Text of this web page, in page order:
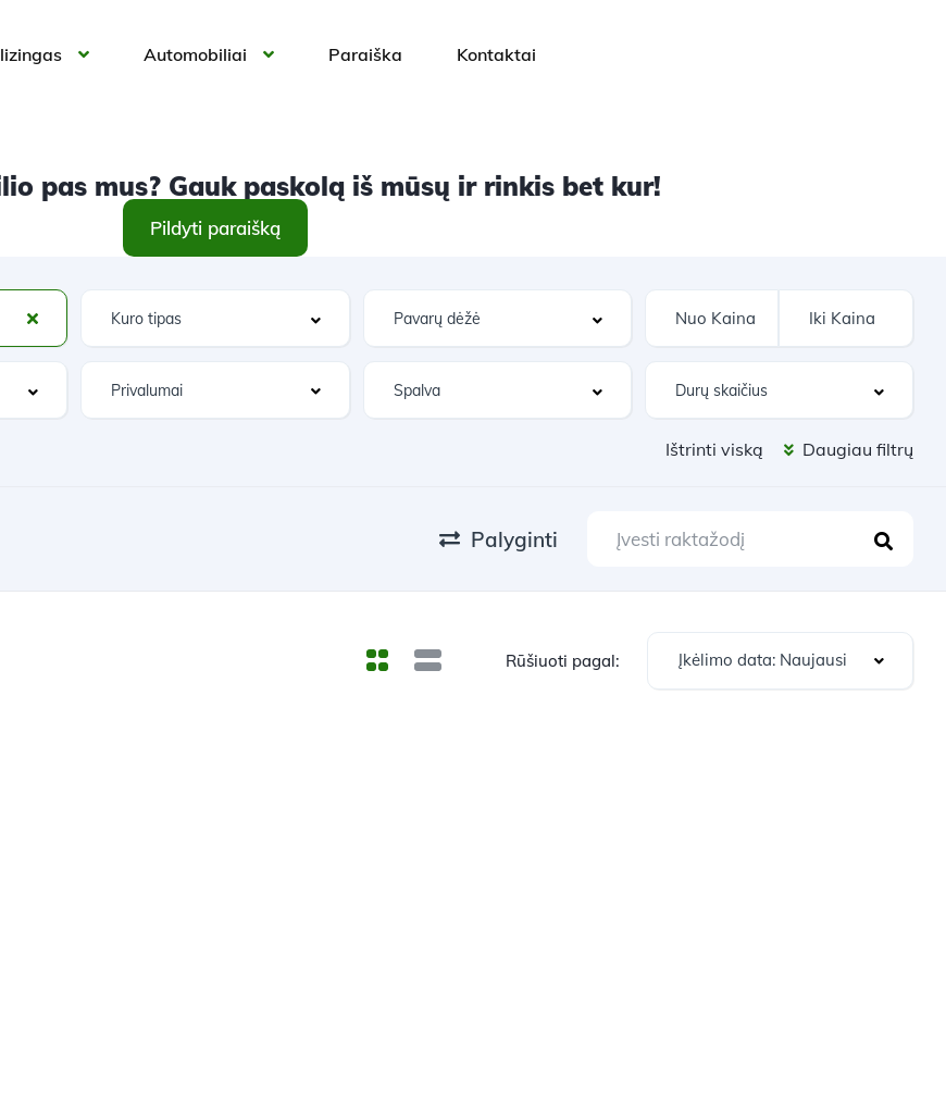
Automobiliai Paraiška Kontaktai
pas mus? Gauk paskolą iš mūsų ir rinkis bet kur!
Pildyti paraišką
Privalumai
Ištrinti viską Daugiau filtrų
Palyginti
Rūšiuoti pagal: Įkėlimo data: Naujausi